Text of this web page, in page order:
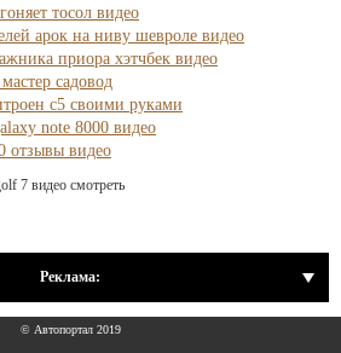
тосол видео
арок на ниву шевроле видео
приора хэтчбек видео
садовод
с5 своими руками
note 8000 видео
отзывы видео
7 видео смотреть
Реклама:
© Автопортал 2019